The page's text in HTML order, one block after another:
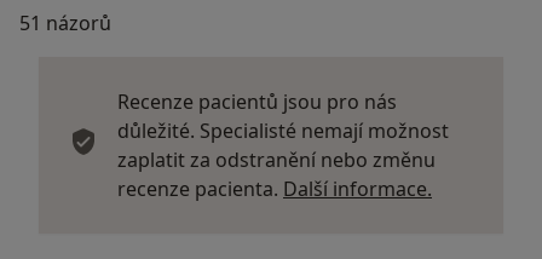
51 názorů
Recenze pacientů jsou pro nás
důležité. Specialisté nemají možnost
zaplatit za odstranění nebo změnu
recenze pacienta. Další informace.